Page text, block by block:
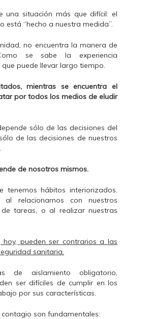
una situación más que difícil: el
está “hecho a nuestra medida”.
no encuentra la manera de
se sabe la experiencia
puede llevar largo tiempo.
mientras se encuentra el
por todos los medios de eludir
sólo de las decisiones del
de las decisiones de nuestros
de nosotros mismos.
tenemos hábitos interiorizados.
al relacionarnos con nuestros
tareas, o al realizar nuestras
hoy, pueden ser contrarios a las
sanitaria.
de aislamiento obligatorio,
ser difíciles de cumplir en los
por sus características.
son fundamentales: